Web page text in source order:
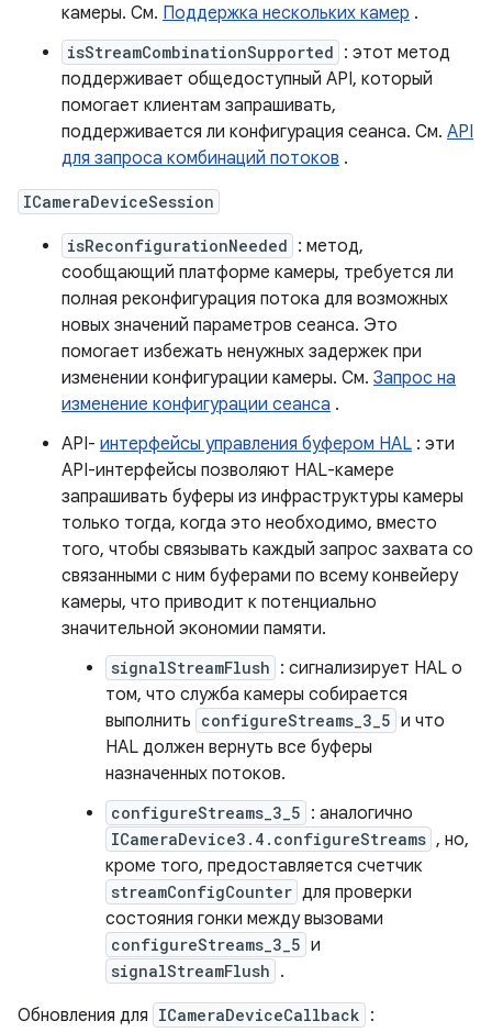
камеры. См. Поддержка нескольких камер .
isStreamCombinationSupported : этот метод
поддерживает общедоступный API, который
помогает клиентам запрашивать,
поддерживается ли конфигурация сеанса. См. API
для запроса комбинаций потоков .
ICameraDeviceSession
isReconfigurationNeeded : метод,
сообщающий платформе камеры, требуется ли
полная реконфигурация потока для возможных
новых значений параметров сеанса. Это
помогает избежать ненужных задержек при
изменении конфигурации камеры. См. Запрос на
изменение конфигурации сеанса .
API- интерфейсы управления буфером HAL : эти
API-интерфейсы позволяют HAL-камере
запрашивать буферы из инфраструктуры камеры
только тогда, когда это необходимо, вместо
того, чтобы связывать каждый запрос захвата со
связанными с ним буферами по всему конвейеру
камеры, что приводит к потенциально
значительной экономии памяти.
signalStreamFlush : сигнализирует HAL о
том, что служба камеры собирается
выполнить configureStreams_3_5 и что
HAL должен вернуть все буферы
назначенных потоков.
configureStreams_3_5 : аналогично
ICameraDevice3.4.configureStreams , но,
кроме того, предоставляется счетчик
streamConfigCounter для проверки
состояния гонки между вызовами
configureStreams_3_5 и
signalStreamFlush .
Обновления для ICameraDeviceCallback :